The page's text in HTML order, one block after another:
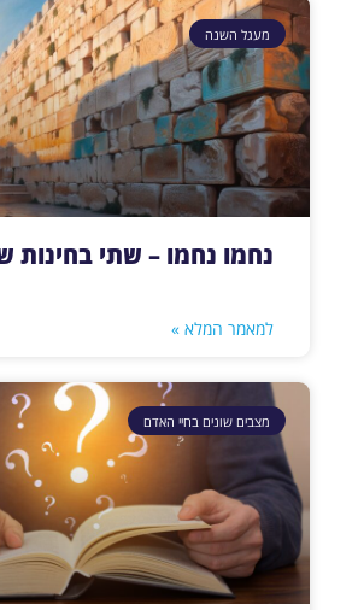
מעגל השנה
נחמו נחמו – שתי בחינות
למאמר המלא »
מצבים שונים בחיי האדם